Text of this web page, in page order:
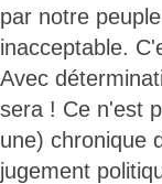
par notre
inacceptable.
Avec
sera ! Ce n'est
une) chronique
jugement